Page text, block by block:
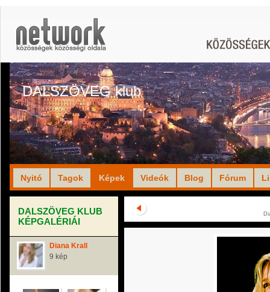
DALSZÖVEG klub
Nyitó Tagok Képek Videók Blog Fórum
DALSZÖVEG KLUB
KÉPGALÉRIÁI
Diana Krall
9 kép